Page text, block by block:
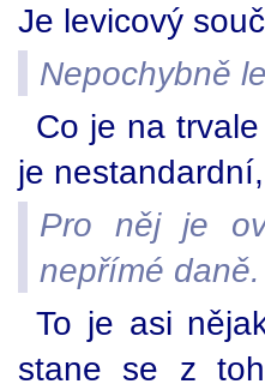
Je levicový
Nepochybně
Co je na
je
Pro něj je
nepřímé daně.
To je asi
stane se z